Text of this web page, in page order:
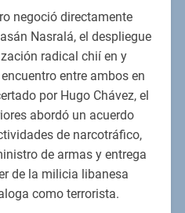
negoció directamente
Nasralá, el despliegue
radical chií en y
entre ambos en
por Hugo Chávez, el
abordó un acuerdo
de narcotráfico,
de armas y entrega
de la milicia libanesa
como terrorista.